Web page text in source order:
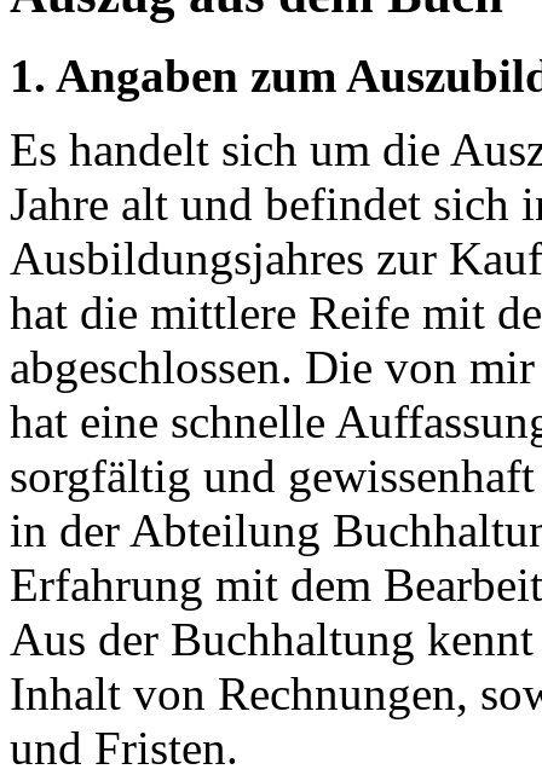
1. Angaben zum
Es handelt sich um die
Jahre alt und befindet sich
Ausbildungsjahres zur
hat die mittlere Reife mit
abgeschlossen. Die von
hat eine schnelle
sorgfältig und
in der Abteilung
Erfahrung mit dem
Aus der Buchhaltung
Inhalt von Rechnungen,
und Fristen.